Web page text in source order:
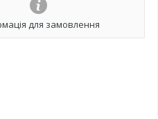
для замовлення